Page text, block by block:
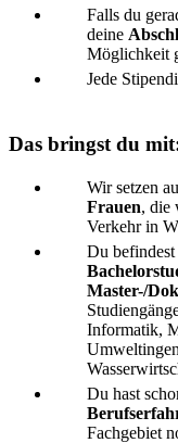
Falls du
deine
Möglichkeit
Jede
Das bringst du
Wir setzen
Frauen, die
Verkehr in
Du
Master-/
Informatik,
Du hast
Fachgebiet